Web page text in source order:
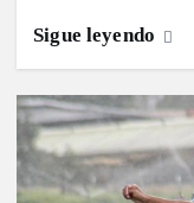
Sigue leyendo